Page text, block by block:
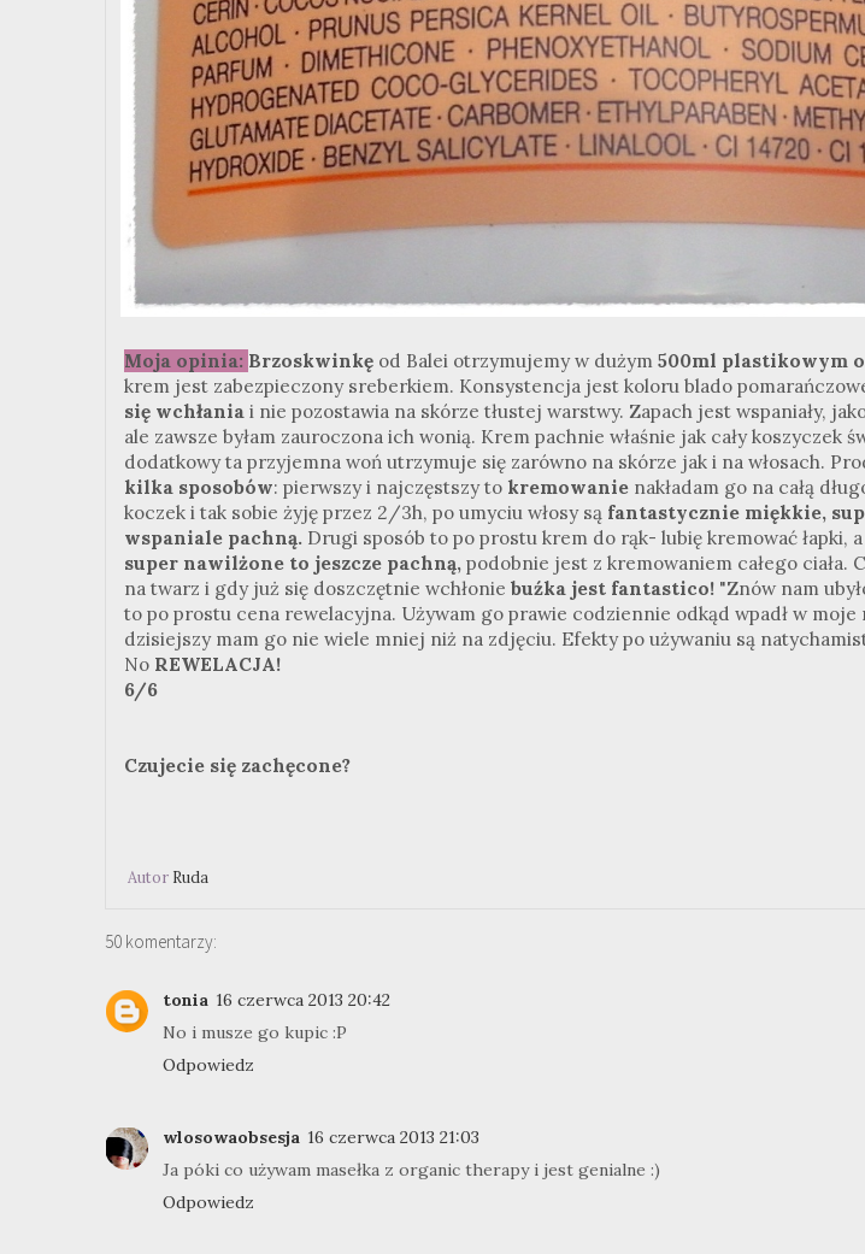
Moja opinia: Brzoskwinkę od Balei otrzymujemy w dużym 500ml plastikowym
krem jest zabezpieczony sreberkiem. Konsystencja jest koloru blado
się wchłania i nie pozostawia na skórze tłustej warstwy. Zapach jest wspaniały,
ale zawsze byłam zauroczona ich wonią. Krem pachnie właśnie jak cały koszyczek
dodatkowy ta przyjemna woń utrzymuje się zarówno na skórze jak i na włosach.
kilka sposobów: pierwszy i najczęstszy to kremowanie nakładam go na całą
koczek i tak sobie żyję przez 2/3h, po umyciu włosy są fantastycznie miękkie,
wspaniale pachną. Drugi sposób to po prostu krem do rąk- lubię kremować łapki,
super nawilżone to jeszcze pachną, podobnie jest z kremowaniem całego ciała.
na twarz i gdy już się doszczętnie wchłonie buźka jest fantastico! "Znów nam
to po prostu cena rewelacyjna. Używam go prawie codziennie odkąd wpadł w moje
dzisiejszy mam go nie wiele mniej niż na zdjęciu. Efekty po używaniu są
No REWELACJA!
6/6
Czujecie się zachęcone?
Autor Ruda
50 komentarzy:
tonia 16 czerwca 2013 20:42
No i musze go kupic :P
Odpowiedz
wlosowaobsesja 16 czerwca 2013 21:03
Ja póki co używam masełka z organic therapy i jest genialne :)
Odpowiedz